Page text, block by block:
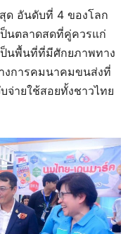
ด อันดับที่ 4 ของโลก
ป็นตลาดสดที่คู่ควรแก่
ป็นพื้นที่ที่มีศักยภาพทาง
งการคมนาคมขนส่งที่
จ่ายใช้สอยทั้งชาวไทย